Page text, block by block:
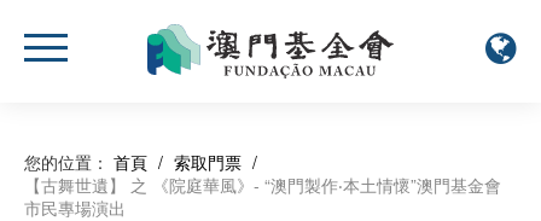
您的位置： 首頁 / 索取門票 /
【古舞世遺】 之 《院庭華風》- “澳門製作‧本土情懷”澳門基金會
市民專場演出